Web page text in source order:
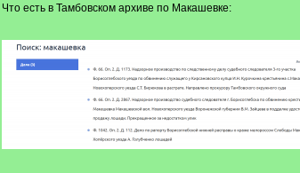
Что есть в Тамбовском архиве по Макашевке: